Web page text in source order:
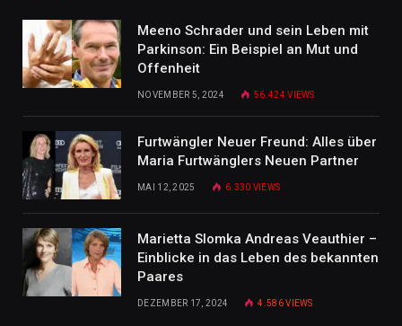
Meeno Schrader und sein Leben mit
Parkinson: Ein Beispiel an Mut und
Offenheit
NOVEMBER 5, 2024 56.424VIEWS
Furtwängler Neuer Freund: Alles über
Maria Furtwänglers Neuen Partner
MAI 12, 2025 6.330 VIEWS
Marietta Slomka Andreas Veauthier –
Einblicke in das Leben des bekannten
Paares
DEZEMBER 17, 2024 4.586VIEWS